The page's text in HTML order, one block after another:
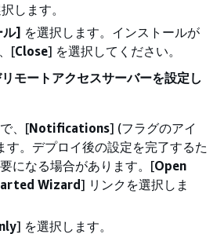
します。
] を選択します。インストールが
[Close] を選択してください。
モートアクセスサーバーを設定し
、[Notifications] (フラグのアイ
す。デプロイ後の設定を完了するた
になる場合があります。[Open
Wizard] リンクを選択しま
] を選択します。